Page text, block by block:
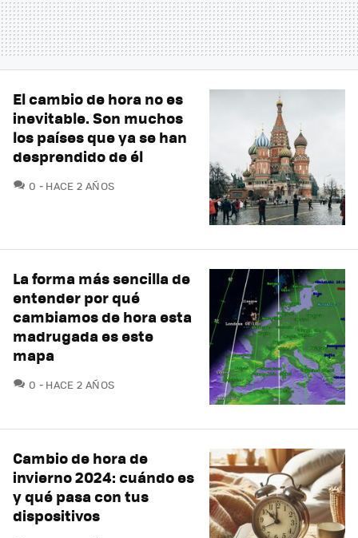
El cambio de hora no es
inevitable. Son muchos
los países que ya se han
desprendido de él
0 COMENTARIOS
HACE 2 AÑOS
La forma más sencilla de
entender por qué
cambiamos de hora esta
madrugada es este
mapa
0 COMENTARIOS
HACE 2 AÑOS
Cambio de hora de
invierno 2024: cuándo es
y qué pasa con tus
dispositivos